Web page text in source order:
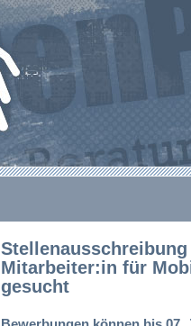
Mitarbeiter:in für
gesucht